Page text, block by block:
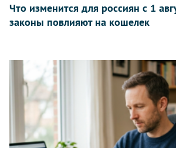
Что изменится для россиян с 1
законы повлияют на кошелек